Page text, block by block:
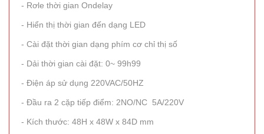
- Rơle thời gian Ondelay
- Hiển thị thời gian đến dạng LED
- Cài đặt thời gian dạng phím cơ chỉ thị số
- Dải thời gian cài đặt: 0~ 99h99
- Điện áp sử dụng 220VAC/50HZ
- Đầu ra 2 cặp tiếp điểm: 2NO/NC 5A/220V
- Kích thước: 48H x 48W x 84D mm